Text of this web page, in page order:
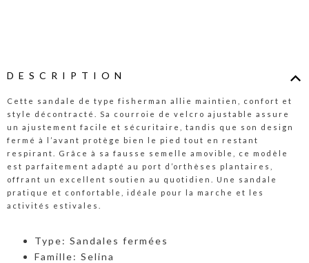
DESCRIPTION
Cette sandale de type fisherman allie maintien, confort et
style décontracté. Sa courroie de velcro ajustable assure
un ajustement facile et sécuritaire, tandis que son design
fermé à l’avant protège bien le pied tout en restant
respirant. Grâce à sa fausse semelle amovible, ce modèle
est parfaitement adapté au port d’orthèses plantaires,
offrant un excellent soutien au quotidien. Une sandale
pratique et confortable, idéale pour la marche et les
activités estivales.
Type: Sandales fermées
Famille: Selina